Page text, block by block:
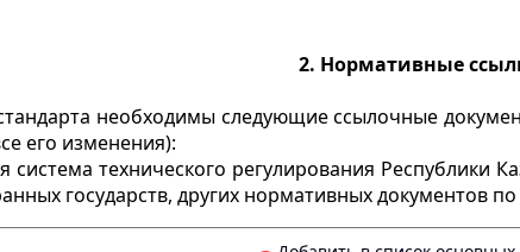
2. Нормативные
необходимы следующие ссылочные
его изменения):
система технического регулирования
государств, других нормативных документов